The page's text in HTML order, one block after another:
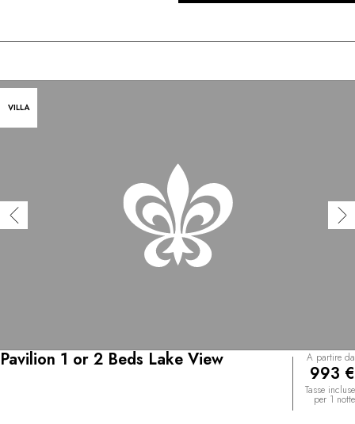
VILLA
Pavilion 1 or 2 Beds Lake View A partire da
993 €
Tasse incluse
per 1 notte